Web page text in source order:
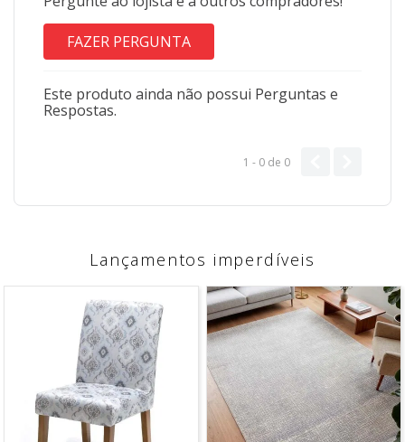
FAZER PERGUNTA
Este produto ainda não possui Perguntas e
Respostas.
1 - 0 de 0
Lançamentos imperdíveis